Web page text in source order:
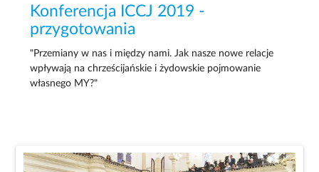
Konferencja ICCJ 2019 -
przygotowania
"Przemiany w nas i między nami. Jak nasze nowe relacje
wpływają na chrześcijańskie i żydowskie pojmowanie
własnego MY?"